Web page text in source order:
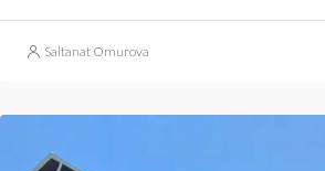
Saltanat Omurova